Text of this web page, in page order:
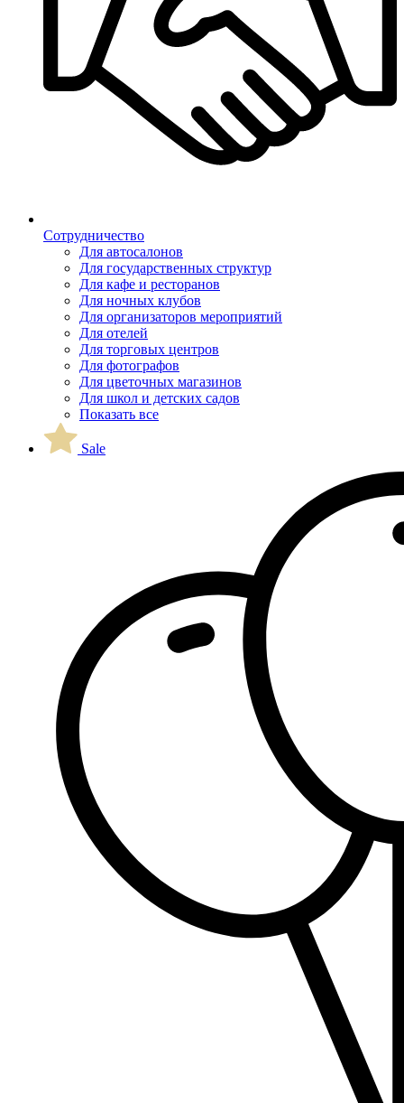
Сотрудничество
Для автосалонов
Для государственных структур
Для кафе и ресторанов
Для ночных клубов
Для организаторов мероприятий
Для отелей
Для торговых центров
Для фотографов
Для цветочных магазинов
Для школ и детских садов
Показать все
Sale